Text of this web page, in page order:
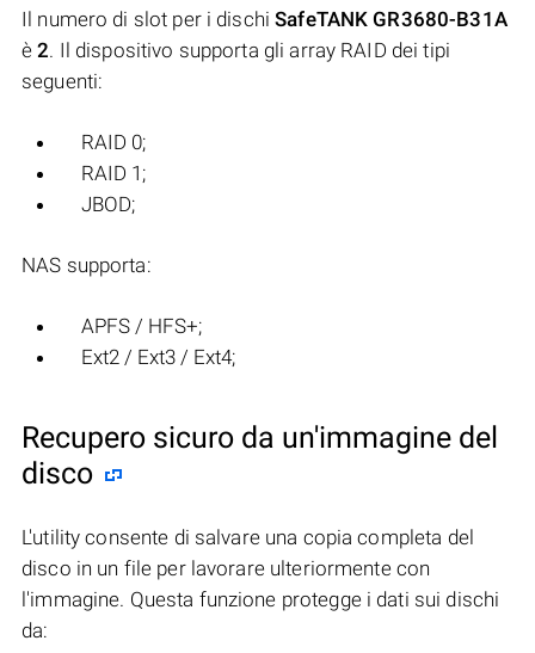
Il numero di slot per i dischiSafeTANK GR3680-B31A
è2. Il dispositivo supporta gli array RAID dei tipi
seguenti:
RAID 0;
RAID 1;
JBOD;
NAS supporta:
APFS / HFS+;
Ext2 / Ext3 / Ext4;
Recupero sicuro da un'immagine del
disco
L'utility consente di salvare una copia completa del
disco in un file per lavorare ulteriormente con
l'immagine. Questa funzione protegge i dati sui dischi
da: